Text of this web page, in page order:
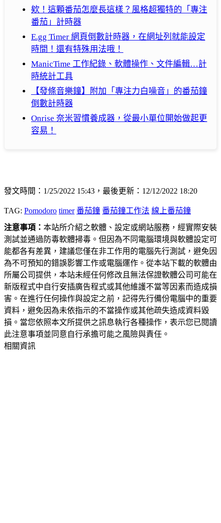
欸！這顆番茄怎麼長這樣？風格超獨特的「專注
番茄」計時器
E.gg Timer 網頁倒數計時器，在網址列就能設定
時間！還有特殊用法哦！
ManicTime 工作紀錄、軟體操作、文件編輯…計
時統計工具
【發條音樂鐘】附加「專注力白噪音」的番茄鐘
倒數計時器
Onrise 奈米習慣養成器，從最小單位開始做起更
容易！
發文時間：1/25/2022 15:43，最後更新：12/12/2022 18:20
TAG: Pomodoro timer 番茄鐘 番茄鐘工作法 線上番茄鐘
注意事項： 本站所介紹之軟體、設定或網站服務，經實際安裝
測試並通過防毒軟體掃毒。但因為不同電腦環境與軟體設定可
能都各有差異，建議您僅在非工作用的電腦先行測試，避免因
為不可預知的錯誤影響工作或電腦運作。從本站下載的軟體由
所屬公司提供，本站未經任何修改且無法保證軟體公司可能在
新版程式中自行安插廣告程式或其他維護不當等因素而造成損
害。在進行任何操作與設定之前，記得先行備份電腦中的重要
資料，避免因為未依指示的不當操作或其他疏失造成資料毀
損。當您依照本文所提供之訊息執行各種操作，表示您已閱讀
此注意事項並同意自行承擔可能之風險與責任。
相關資訊